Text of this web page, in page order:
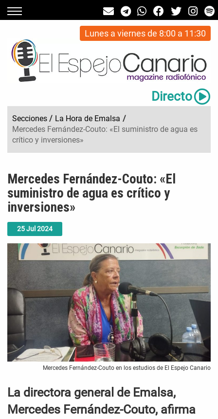
Lunes a viernes de 8:00 a 11:30
Directo
Secciones / La Hora de Emalsa /
Mercedes Fernández-Couto: «El suministro de agua es
crítico y inversiones»
25Jul 2024
Mercedes Fernández-Couto: «El
suministro de agua es crítico y
inversiones»
Mercedes Fernández-Couto en los estudios de El Espejo Canario
La directora general de Emalsa,
Mercedes Fernández-Couto, afirma